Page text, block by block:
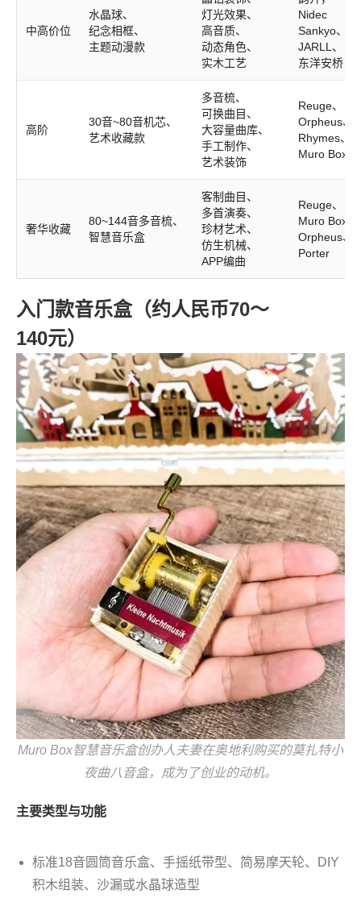
中高价位
水晶球、
纪念相框、
主题动漫款
灯光效果、
高音质、
动态角色、
实木工艺
Nidec
Sankyo、
JARLL、
东洋安桥
高阶
30音~80音机芯、
艺术收藏款
多音梳、
可换曲目、
大容量曲库、
手工制作、
艺术装饰
Reuge、
Orpheus、
Rhymes、
Muro Box
奢华收藏
80~144音多音梳、
智慧音乐盒
客制曲目、
多首演奏、
珍材艺术、
仿生机械、
APP编曲
Reuge、
Muro Box、
Orpheus、
Porter
入门款音乐盒（约人民币70～
140元）
Muro Box智慧音乐盒创办人夫妻在奥地利购买的莫扎特小
夜曲八音盒，成为了创业的动机。
主要类型与功能
标准18音圆筒音乐盒、手摇纸带型、简易摩天轮、DIY
积木组装、沙漏或水晶球造型